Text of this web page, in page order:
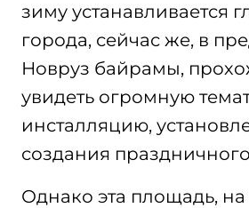
зиму устанавливается
города, сейчас же, в
Новруз байрамы,
увидеть огромную
инсталляцию,
создания
Однако эта площадь, на